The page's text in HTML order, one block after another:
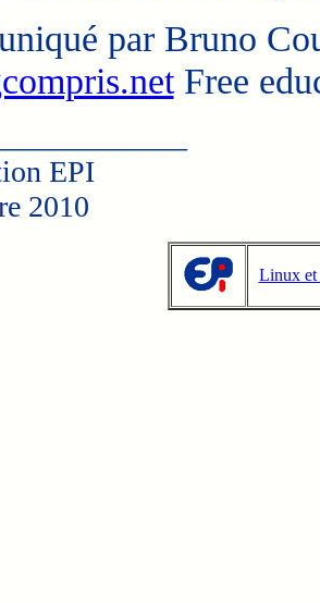
par Bruno
Free
EPI
2010
Linux et